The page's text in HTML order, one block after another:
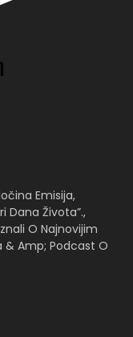
Emisija,
Dana Života”.,
O Najnovijim
& Amp; Podcast O